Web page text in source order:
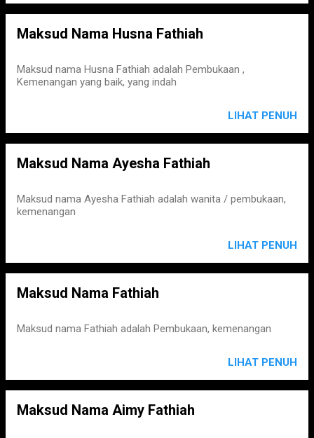
Maksud Nama Husna Fathiah
Maksud nama Husna Fathiah adalah Pembukaan ,
Kemenangan yang baik, yang indah
LIHAT PENUH
Maksud Nama Ayesha Fathiah
Maksud nama Ayesha Fathiah adalah wanita / pembukaan,
kemenangan
LIHAT PENUH
Maksud Nama Fathiah
Maksud nama Fathiah adalah Pembukaan, kemenangan
LIHAT PENUH
Maksud Nama Aimy Fathiah